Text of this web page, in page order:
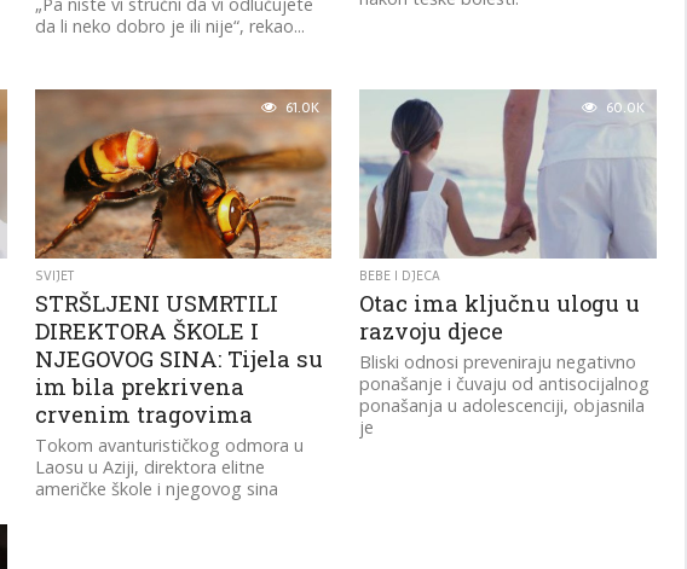
da li neko dobro je ili nije“, rekao...
61.0K
SVIJET
STRŠLJENI USMRTILI
DIREKTORA ŠKOLE I
NJEGOVOG SINA: Tijela su
im bila prekrivena
crvenim tragovima
Tokom avanturističkog odmora u
Laosu u Aziji, direktora elitne
američke škole i njegovog sina
60.0K
BEBE I DJECA
Otac ima ključnu ulogu u
razvoju djece
Bliski odnosi preveniraju negativno
ponašanje i čuvaju od antisocijalnog
ponašanja u adolescenciji, objasnila
je